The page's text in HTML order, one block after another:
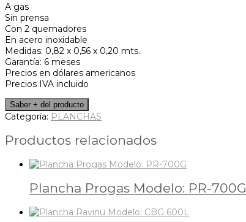
A gas
Sin prensa
Con 2 quemadores
En acero inoxidable
Medidas: 0,82 x 0,56 x 0,20 mts.
Garantía: 6 meses
Precios en dólares americanos
Precios IVA incluido
Categoría: PLANCHAS
Productos relacionados
Plancha Progas Modelo: PR-700G